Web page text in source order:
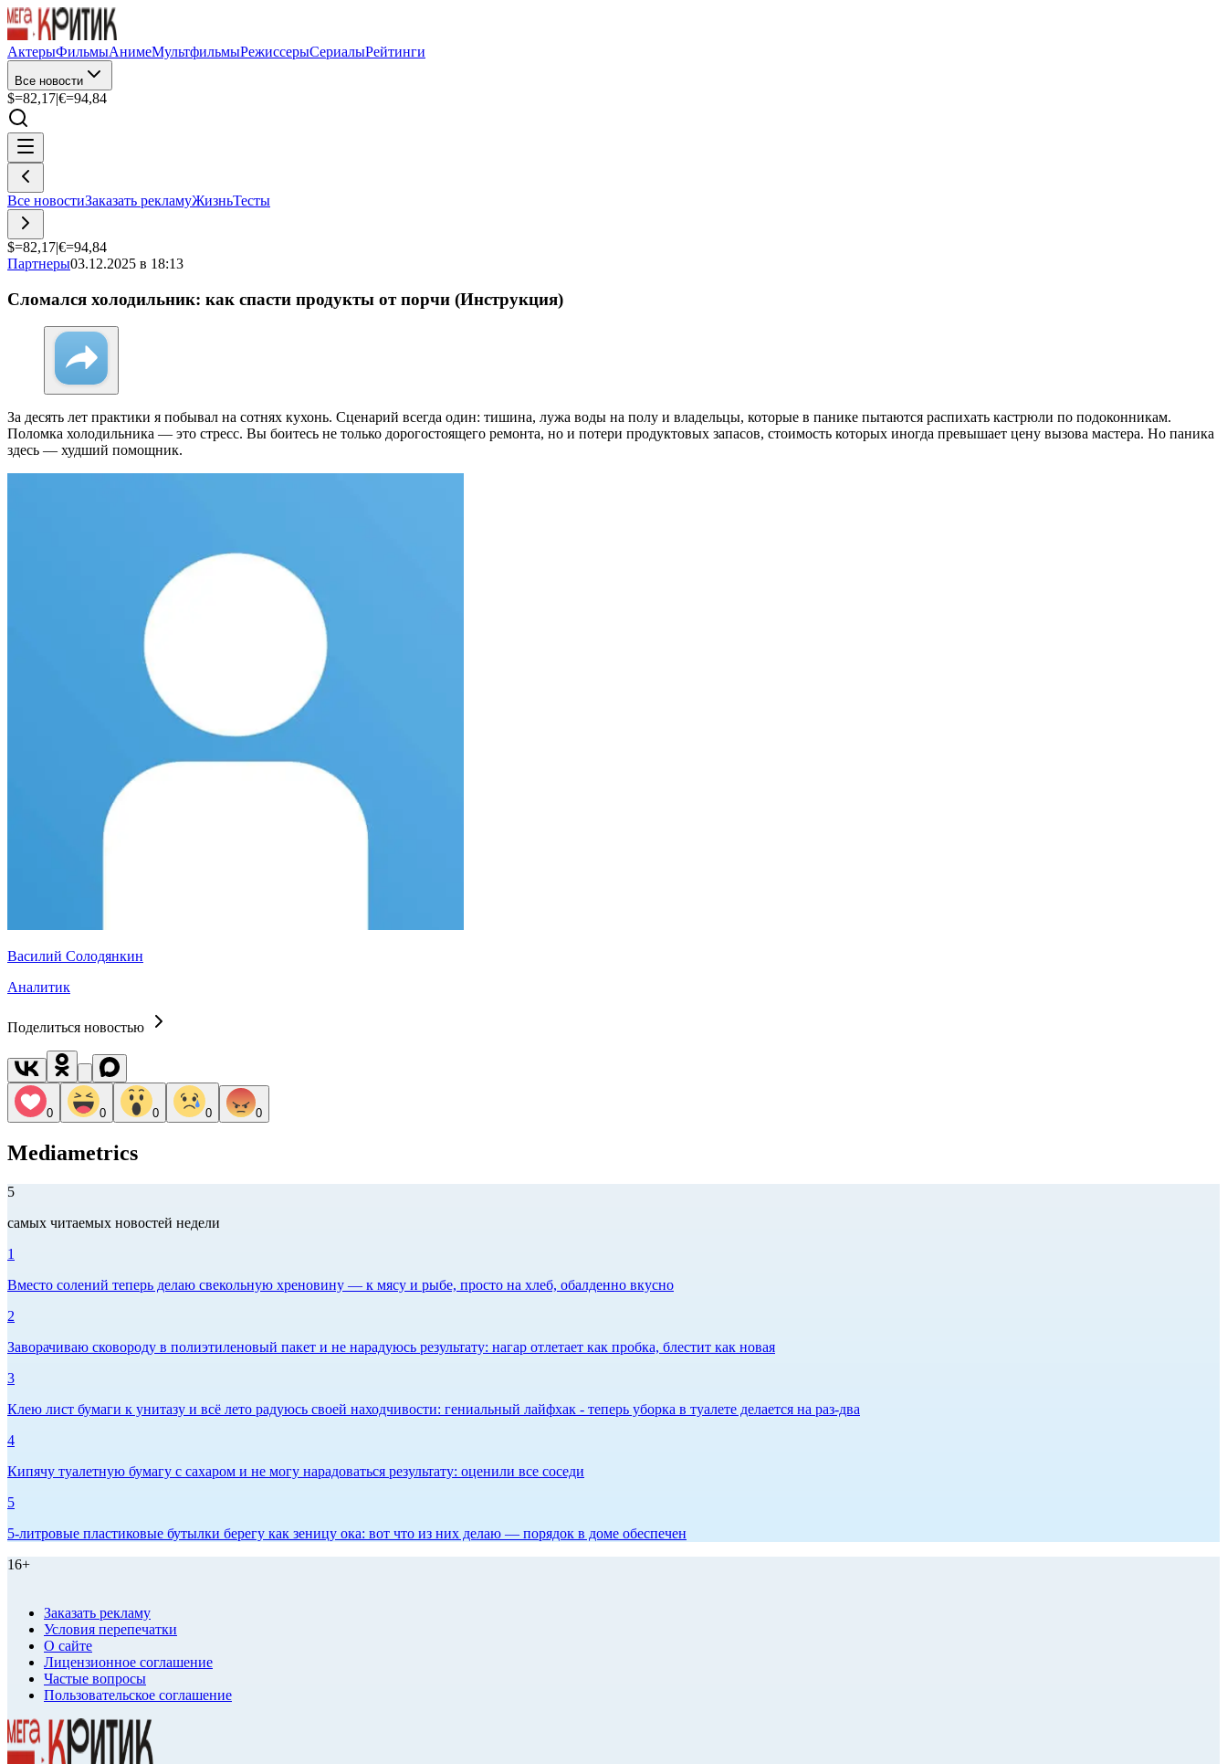
АктерыФильмыАнимеМультфильмыРежиссерыСериалыРейтинги
Все новости
$=82,17|€=94,84
Все новостиЗаказать рекламуЖизньТесты
$=82,17|€=94,84
Партнеры03.12.2025 в 18:13
Сломался холодильник: как спасти продукты от порчи (Инструкция)
За десять лет практики я побывал на сотнях кухонь. Сценарий всегда один: тишина, лужа воды на полу и владельцы, которые в панике пытаются распихать кастрюли по подоконникам.
Поломка холодильника — это стресс. Вы боитесь не только дорогостоящего ремонта, но и потери продуктовых запасов, стоимость которых иногда превышает цену вызова мастера. Но паника
здесь — худший помощник.
Василий Солодянкин
Аналитик
Поделиться новостью
0 0 0 0 0
Mediametrics
5
самых читаемых новостей недели
1
Вместо солений теперь делаю свекольную хреновину — к мясу и рыбе, просто на хлеб, обалденно вкусно
2
Заворачиваю сковороду в полиэтиленовый пакет и не нарадуюсь результату: нагар отлетает как пробка, блестит как новая
3
Клею лист бумаги к унитазу и всё лето радуюсь своей находчивости: гениальный лайфхак - теперь уборка в туалете делается на раз-два
4
Кипячу туалетную бумагу с сахаром и не могу нарадоваться результату: оценили все соседи
5
5-литровые пластиковые бутылки берегу как зеницу ока: вот что из них делаю — порядок в доме обеспечен
16+
Заказать рекламу
Условия перепечатки
О сайте
Лицензионное соглашение
Частые вопросы
Пользовательское соглашение